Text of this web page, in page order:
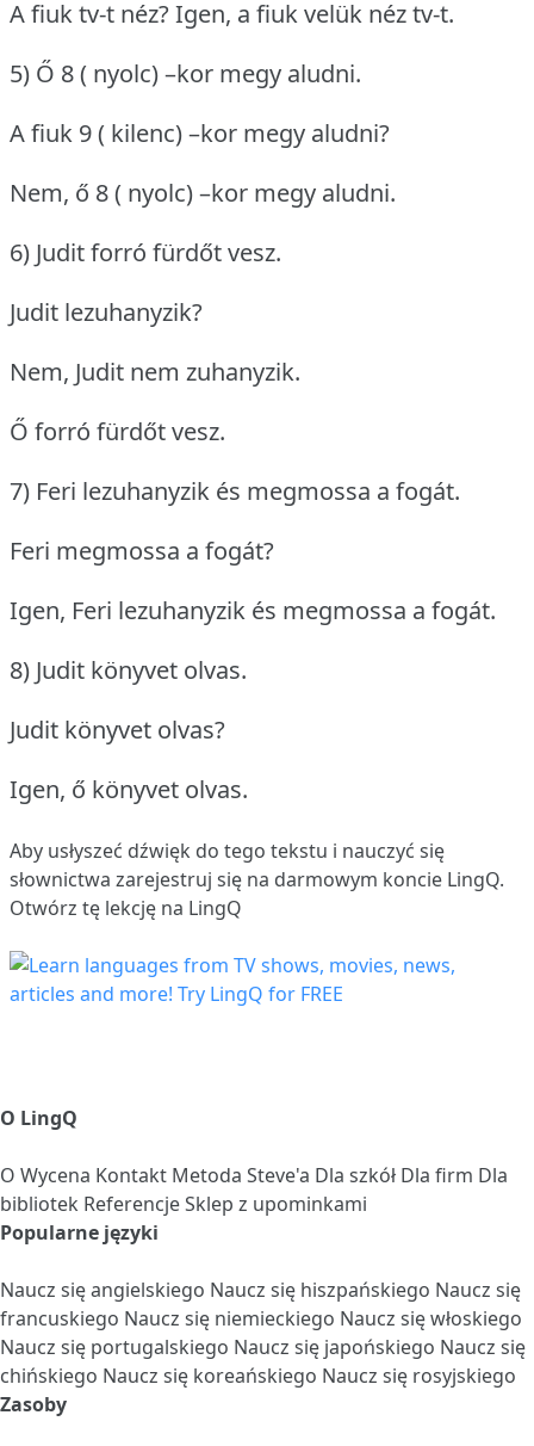
A fiuk tv-t néz?Igen, a fiuk velük néz tv-t.
5) Ő 8 ( nyolc) –kor megy aludni.
A fiuk 9 ( kilenc) –kor megy aludni?
Nem, ő 8 ( nyolc) –kor megy aludni.
6) Judit forró fürdőt vesz.
Judit lezuhanyzik?
Nem, Judit nem zuhanyzik.
Ő forró fürdőt vesz.
7) Feri lezuhanyzik és megmossa a fogát.
Feri megmossa a fogát?
Igen, Feri lezuhanyzik és megmossa a fogát.
8) Judit könyvet olvas.
Judit könyvet olvas?
Igen, ő könyvet olvas.
Aby usłyszeć dźwięk do tego tekstu i nauczyć się
słownictwa zarejestruj się na darmowym koncie LingQ.
Otwórz tę lekcję na LingQ
O LingQ
O Wycena Kontakt Metoda Steve'a Dla szkół Dla firm Dla
bibliotek ReferencjeSklep z upominkami
Popularne języki
Naucz się angielskiego Naucz się hiszpańskiego Naucz się
francuskiego Naucz się niemieckiego Naucz się włoskiego
Naucz się portugalskiego Naucz się japońskiego Naucz się
chińskiego Naucz się koreańskiego Naucz się rosyjskiego
Zasoby